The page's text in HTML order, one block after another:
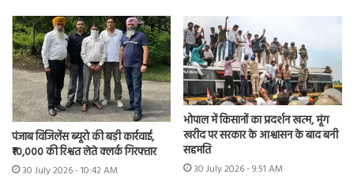
पंजाब विजिलेंस ब्यूरो की बड़ी कार्रवाई,
₹10,000 की रिश्वत लेते क्लर्क गिरफ्तार
30 July 2026 - 10:42 AM
भोपाल में किसानों का प्रदर्शन खत्म, मूंग
खरीद पर सरकार के आश्वासन के बाद बनी
सहमति
30 July 2026 - 9:51 AM